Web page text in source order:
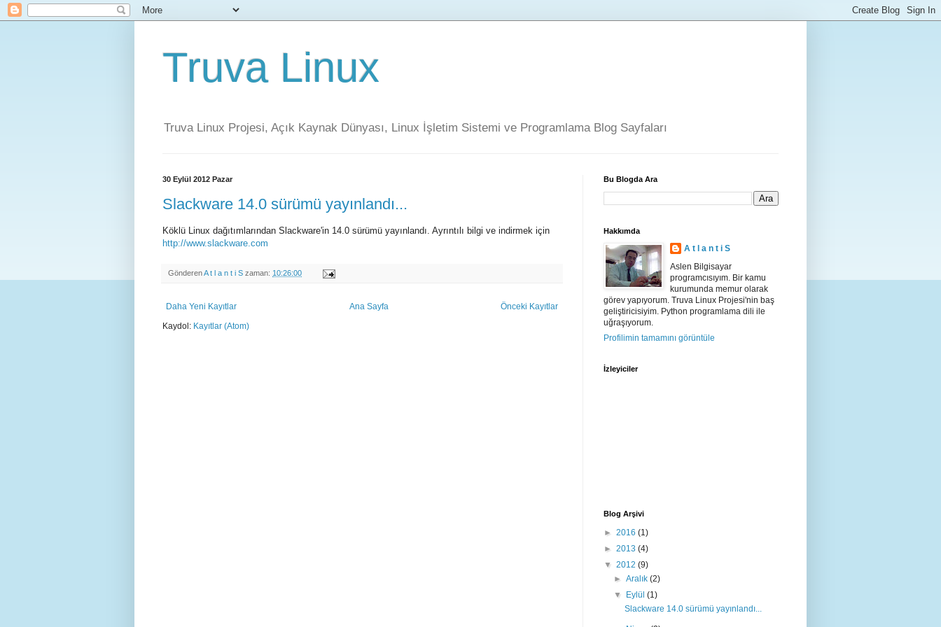
Truva Linux
Truva Linux Projesi, Açık Kaynak Dünyası, Linux İşletim Sistemi ve Programlama Blog Sayfaları
30 Eylül 2012 Pazar
Slackware 14.0 sürümü yayınlandı...
Köklü Linux dağıtımlarından Slackware'in 14.0 sürümü yayınlandı. Ayrıntılı bilgi ve indirmek için
http://www.slackware.com
GönderenA t l a n t i S zaman: 10:26:00
Daha Yeni Kayıtlar Önceki Kayıtlar
Ana Sayfa
Kaydol: Kayıtlar (Atom)
Bu Blogda Ara
Hakkımda
A t l a n t i S
Aslen Bilgisayar
programcısıyım. Bir kamu
kurumunda memur olarak
görev yapıyorum. Truva Linux Projesi'nin baş
geliştiricisiyim. Python programlama dili ile
uğraşıyorum.
Profilimin tamamını görüntüle
İzleyiciler
Blog Arşivi
► 2016 (1)
► 2013 (4)
▼ 2012 (9)
►Aralık(2)
▼
Eylül(1)
Slackware 14.0 sürümü yayınlandı...